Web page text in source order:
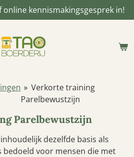
online kennismakingsgesprek in!
» Verkorte training
Parelbewustzijn
Parelbewustzijn
dezelfde basis als
bedoeld voor mensen die met